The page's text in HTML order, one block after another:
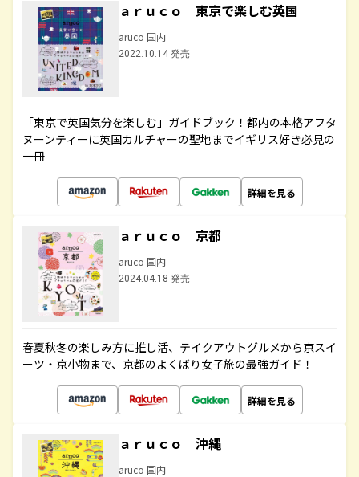
ａｒｕｃｏ 東京で楽しむ英国
aruco 国内
2022.10.14 発売
「東京で英国気分を楽しむ」ガイドブック！都内の本格アフタ
ヌーンティーに英国カルチャーの聖地までイギリス好き必見の
一冊
詳細を見る
ａｒｕｃｏ 京都
aruco 国内
2024.04.18 発売
春夏秋冬の楽しみ方に推し活、テイクアウトグルメから京スイ
ーツ・京小物まで、京都のよくばり女子旅の最強ガイド！
詳細を見る
ａｒｕｃｏ 沖縄
aruco 国内